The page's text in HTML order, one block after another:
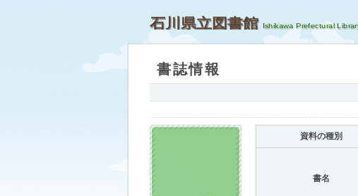
石川県立図書館
書誌情報
資料の種別
書名